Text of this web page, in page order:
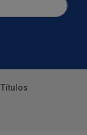
Títulos